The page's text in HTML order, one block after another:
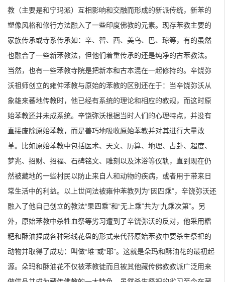
教（主要是和宁玛派）互相影响和交融而形成的新派传统，新苯的
塑像风格和修行方法融入了一些印度佛教的元素。现存苯教主要的
家族传承或寺系传承如：辛、智、西、美乌、巴、琼等，有的虽然
也融合了一些新苯教法，但他们着重传承的还是纯净的古苯教法。
当然，也有一些苯教寺院是把新本和古本混在一起修持的。辛饶弥
沃祖师创立的雍仲苯教与原始的苯教的区别还在于：当辛饶弥沃从
象雄来蕃地传教时，他已经有系统的理论和相应的教规，而这时原
始苯教还并未成系统。辛饶弥沃根据当时人们的心理特点，并没有
直接废除原始苯教，而是善巧地吸收原始苯教并对其进行大量改
革。比如原始苯教中包括医术、天文、历算、地理、占卦、超度、
梦兆、招财、招福、石碑铭文、雕刻以及沐浴等仪轨，直到现在仍
然被藏地的一些村民以防止来自人和动物的疾病，或者用于带来日
常生活中的利益。以上世间法被雍仲苯教列为“因四乘”，辛饶弥沃还
融入了他自己创立的教法“果四乘”和“无上乘”共为“九乘次第”。另
外，原始苯教中杀牲血祭等劣习遭到了辛饶弥沃的反对，他采用糌
粑和酥油捏成各种彩线花盘的形式来代替原始苯教中要杀生祭祀的
动物并取得了成功：叫做“堆”或“耶”。这就是朵玛和酥油花的最初起
源。朵玛和酥油花不仅被苯教徒而且被其他藏传佛教教派广泛用来